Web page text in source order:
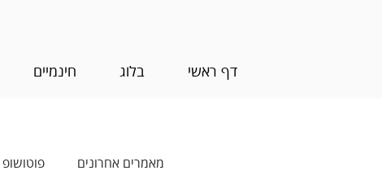
דף ראשי בלוג חינמיים
מאמרים אחרונים פוטושופ